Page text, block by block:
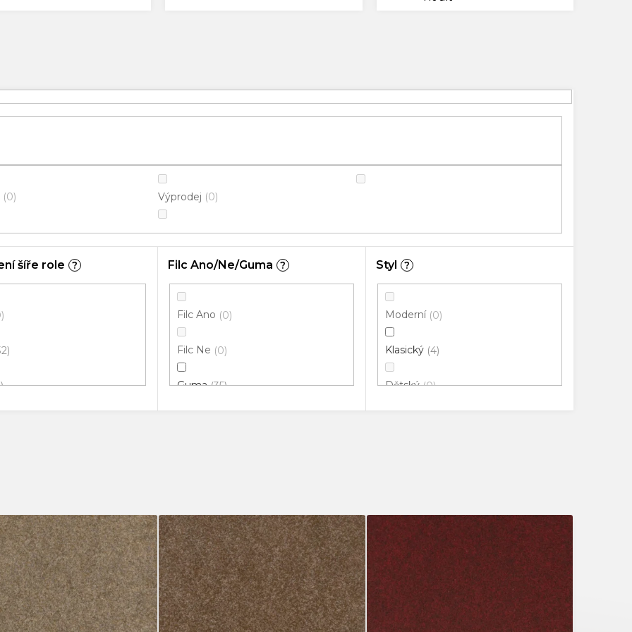
0 Výprodej 0
šíře role ? Filc Ano/Ne/Guma ?
Filc Ano 0
Filc Ne 0
Guma 35
Styl ?
Moderní 0
Klasický 4
Dětský 0
Minimalistický